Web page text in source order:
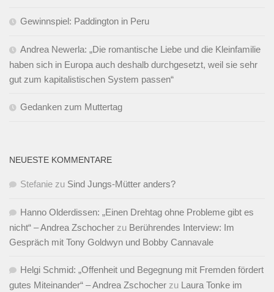
Gewinnspiel: Paddington in Peru
Andrea Newerla: „Die romantische Liebe und die Kleinfamilie
haben sich in Europa auch deshalb durchgesetzt, weil sie sehr
gut zum kapitalistischen System passen“
Gedanken zum Muttertag
NEUESTE KOMMENTARE
Stefanie zu Sind Jungs-Mütter anders?
Hanno Olderdissen: „Einen Drehtag ohne Probleme gibt es
nicht“ – Andrea Zschocher zu Berührendes Interview: Im
Gespräch mit Tony Goldwyn und Bobby Cannavale
Helgi Schmid: „Offenheit und Begegnung mit Fremden fördert
gutes Miteinander“ – Andrea Zschocher zu Laura Tonke im